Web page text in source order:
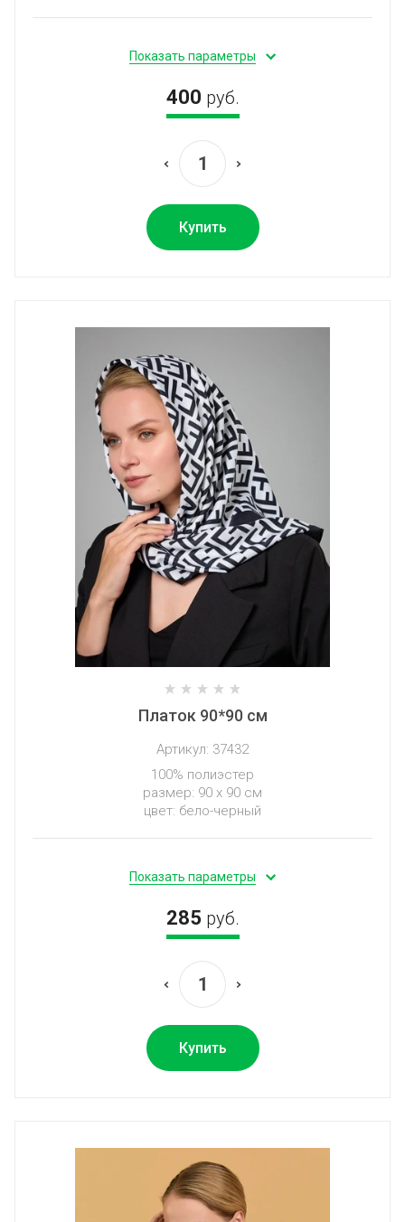
Показать параметры
400 руб.
Купить
Платок 90*90 см
Артикул: 37432
100% полиэстер
размер: 90 х 90 см
цвет: бело-черный
Показать параметры
285 руб.
Купить